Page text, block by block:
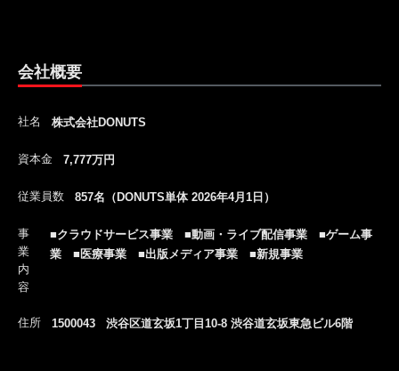
会社概要
社名 株式会社DONUTS
資本金 7,777万円
従業員数 857名（DONUTS単体 2026年4月1日）
事
業
内
容
■クラウドサービス事業 ■動画・ライブ配信事業 ■ゲーム事
業 ■医療事業 ■出版メディア事業 ■新規事業
住所 1500043 渋谷区道玄坂1丁目10-8 渋谷道玄坂東急ビル6階